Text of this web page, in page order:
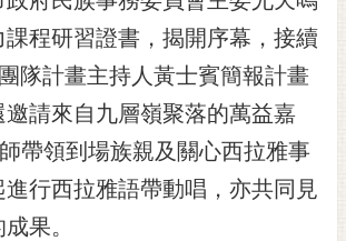
程研習證書，揭開序幕，接續
隊計畫主持人黃士賓簡報計畫
請來自九層嶺聚落的萬益嘉
師帶領到場族親及關心西拉雅事
行西拉雅語帶動唱，亦共同見
果。